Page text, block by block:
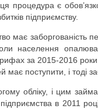
процедура є
підприємству.
має заборгованість
населення
за 2015-2016
поступити, і тоді
обліку, і цим
в 2011